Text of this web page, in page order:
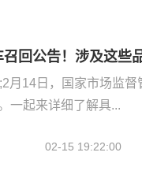
召回公告！涉及这些
月14日，国家市场监
一起来详细了解具...
02-15 19:22:00